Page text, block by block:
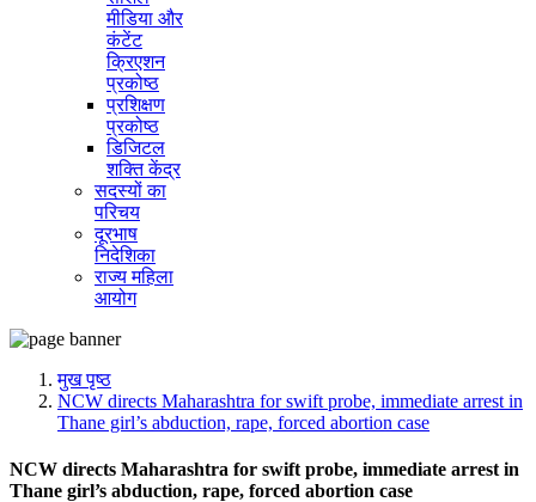
मीडिया और
कंटेंट
क्रिएशन
प्रकोष्ठ
प्रशिक्षण
प्रकोष्ठ
डिजिटल
शक्ति केंद्र
सदस्यों का
परिचय
दूरभाष
निदेशिका
राज्य महिला
आयोग
मुख पृष्ठ
NCW directs Maharashtra for swift probe, immediate arrest in
Thane girl’s abduction, rape, forced abortion case
NCW directs Maharashtra for swift probe, immediate arrest in
Thane girl’s abduction, rape, forced abortion case